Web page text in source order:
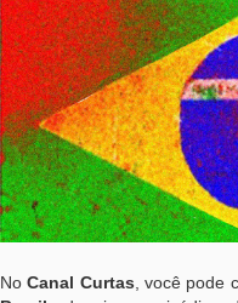
NoCanal Curtas , você pode